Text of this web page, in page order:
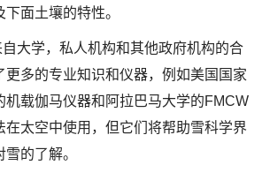
面土壤的特性。
大学，私人机构和其他政府机构的合
更多的专业知识和仪器，例如美国国家
机载伽马仪器和阿拉巴马大学的FMCW
在太空中使用，但它们将帮助雪科学界
的了解。